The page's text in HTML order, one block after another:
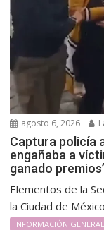
agosto 6, 2026
Captura policía
engañaba a
ganado premios’
Elementos de la
la Ciudad de
INFORMACIÓN GENERAL